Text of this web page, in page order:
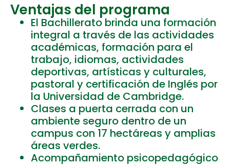
Ventajas del programa
El Bachillerato brinda una formación
integral a través de las actividades
académicas, formación para el
trabajo, idiomas, actividades
deportivas, artísticas y culturales,
pastoral y certificación de Inglés por
la Universidad de Cambridge.
Clases a puerta cerrada con un
ambiente seguro dentro de un
campus con 17 hectáreas y amplias
áreas verdes.
Acompañamiento psicopedagógico